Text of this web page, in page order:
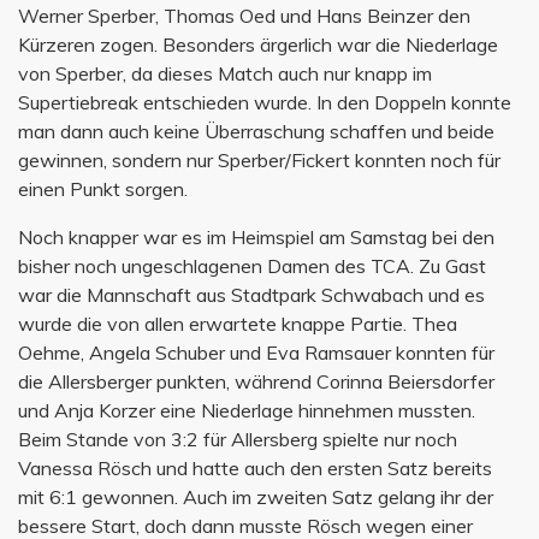
Werner Sperber, Thomas Oed und Hans Beinzer den
Kürzeren zogen. Besonders ärgerlich war die Niederlage
von Sperber, da dieses Match auch nur knapp im
Supertiebreak entschieden wurde. In den Doppeln konnte
man dann auch keine Überraschung schaffen und beide
gewinnen, sondern nur Sperber/Fickert konnten noch für
einen Punkt sorgen.
Noch knapper war es im Heimspiel am Samstag bei den
bisher noch ungeschlagenen Damen des TCA. Zu Gast
war die Mannschaft aus Stadtpark Schwabach und es
wurde die von allen erwartete knappe Partie. Thea
Oehme, Angela Schuber und Eva Ramsauer konnten für
die Allersberger punkten, während Corinna Beiersdorfer
und Anja Korzer eine Niederlage hinnehmen mussten.
Beim Stande von 3:2 für Allersberg spielte nur noch
Vanessa Rösch und hatte auch den ersten Satz bereits
mit 6:1 gewonnen. Auch im zweiten Satz gelang ihr der
bessere Start, doch dann musste Rösch wegen einer